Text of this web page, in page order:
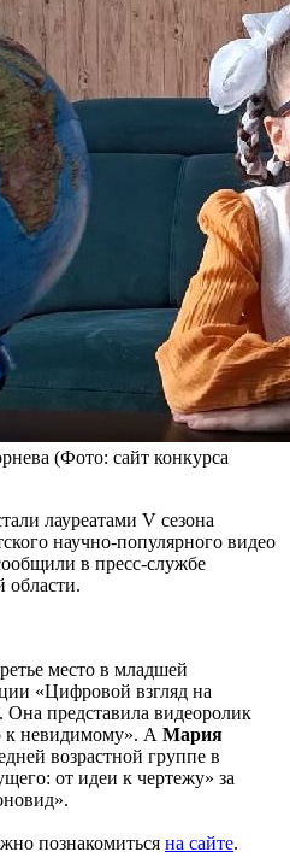
(Фото: сайт конкурса
лауреатами V сезона
научно-популярного видео
в пресс-службе
области.
место в младшей
«Цифровой взгляд на
представила видеоролик
к невидимому». А Мария
возрастной группе в
от идеи к чертежу» за
познакомиться на сайте.